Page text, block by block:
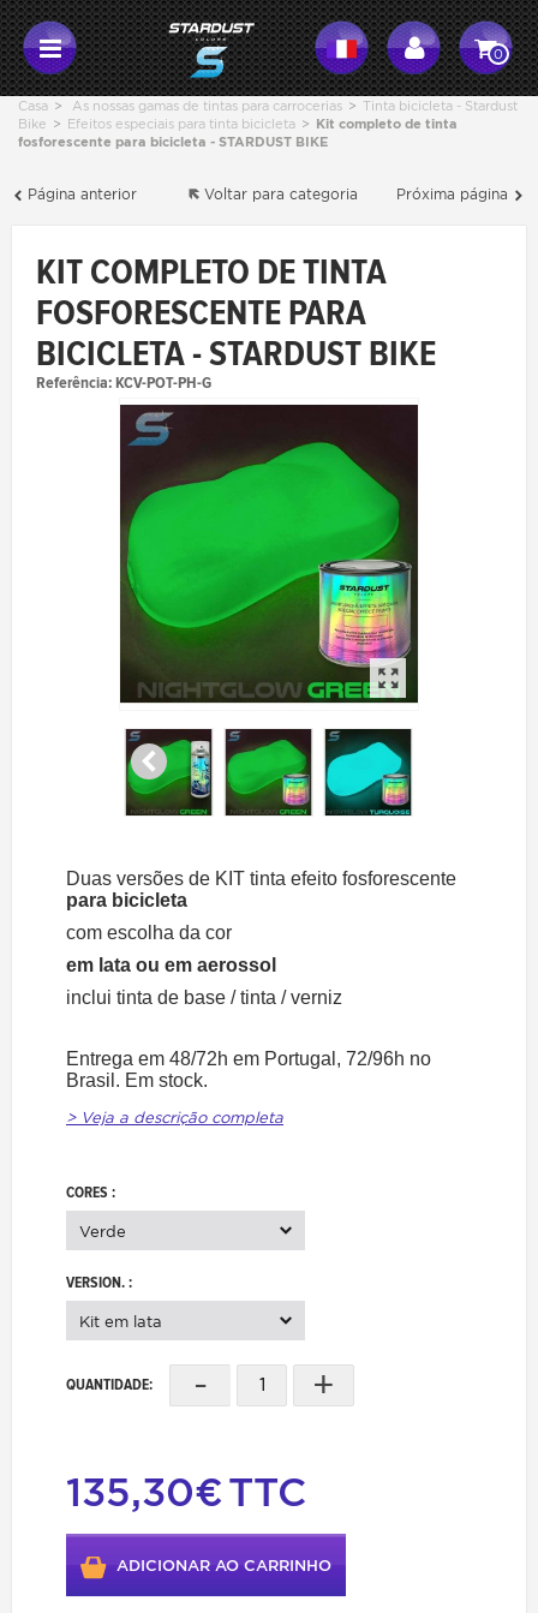
0
Casa > As nossas gamas de tintas para carrocerias > Tinta bicicleta - Stardust
Bike > Efeitos especiais para tinta bicicleta > Kit completo de tinta
fosforescente para bicicleta - STARDUST BIKE
Página anterior Próxima página
Voltar para categoria
KIT COMPLETO DE TINTA
FOSFORESCENTE PARA
BICICLETA - STARDUST BIKE
Referência:KCV-POT-PH-G
Duas versões de KIT tinta efeito fosforescente
para bicicleta
com escolha da cor
em lata ou em aerossol
inclui tinta de base / tinta / verniz
Entrega em 48/72h em Portugal, 72/96h no
Brasil. Em stock.
> Veja a descrição completa
CORES :
Verde
VERSION. :
Kit em lata
QUANTIDADE: - +
135,30€TTC
ADICIONAR AO CARRINHO